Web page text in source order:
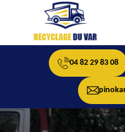
04 82 29 83 08